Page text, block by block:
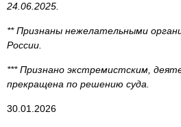
24.06.2025.
** Признаны нежелательными
России.
*** Признано экстремистским,
прекращена по решению суда.
30.01.2026